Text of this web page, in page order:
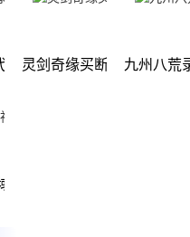
金版灵剑奇缘买断版 九州八荒
苍穹)